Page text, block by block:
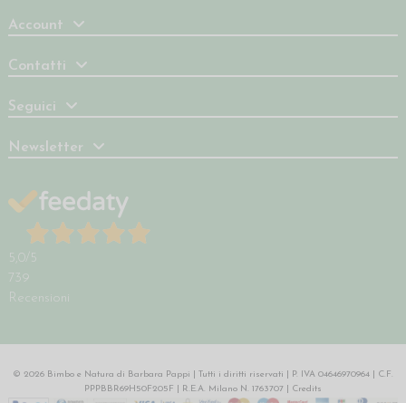
Account
Contatti
Seguici
Newsletter
5,0 /5
739
Recensioni
© 2026 Bimbo e Natura di Barbara Pappi | Tutti i diritti riservati | P. IVA 04646970964 | C.F.
PPPBBR69H50F205F | R.E.A. Milano N. 1763707 | Credits